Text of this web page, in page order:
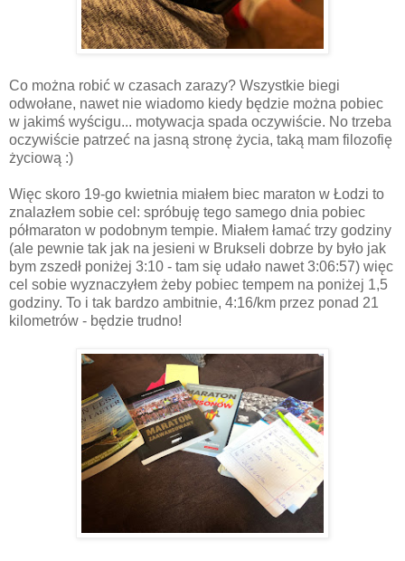
Co można robić w czasach zarazy? Wszystkie biegi
odwołane, nawet nie wiadomo kiedy będzie można pobiec
w jakimś wyścigu... motywacja spada oczywiście. No trzeba
oczywiście patrzeć na jasną stronę życia, taką mam filozofię
życiową :)
Więc skoro 19-go kwietnia miałem biec maraton w Łodzi to
znalazłem sobie cel: spróbuję tego samego dnia pobiec
półmaraton w podobnym tempie. Miałem łamać trzy godziny
(ale pewnie tak jak na jesieni w Brukseli dobrze by było jak
bym zszedł poniżej 3:10 - tam się udało nawet 3:06:57) więc
cel sobie wyznaczyłem żeby pobiec tempem na poniżej 1,5
godziny. To i tak bardzo ambitnie, 4:16/km przez ponad 21
kilometrów - będzie trudno!